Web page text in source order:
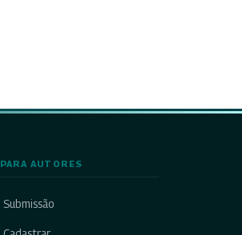
PARA AUTORES
Submissão